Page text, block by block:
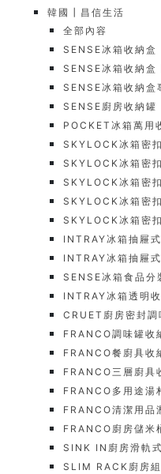
韓國┃昌信生活
全部內容
SENSE冰箱收納盒
SENSE冰箱收納盒
SENSE冰箱收納盒
SENSE廚房收納罐
POCKET冰箱萬用
SKYLOCK冰箱密
SKYLOCK冰箱密
SKYLOCK冰箱密
SKYLOCK冰箱密
SKYLOCK冰箱密
INTRAY冰箱抽屜
INTRAY冰箱抽屜
SENSE冰箱食品分
INTRAY冰箱透明
CRUET廚房密封調
FRANCO調味罐收
FRANCO餐廚具收
FRANCO三層廚具
FRANCO多用途湯
FRANCO清潔用品
FRANCO廚房儲米
SINK IN廚房滑軌
SLIM RACK廚房